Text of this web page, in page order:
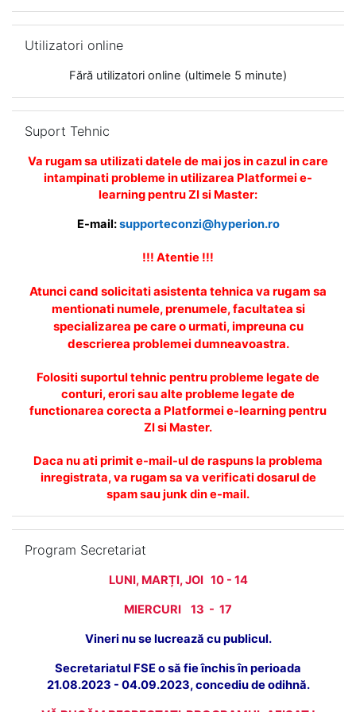
Utilizatori online
Fără utilizatori online (ultimele 5 minute)
Suport Tehnic
Va rugam sa utilizati datele de mai jos in cazul in care
intampinati probleme in utilizarea Platformei e-
learning pentru ZI si Master:
E-mail:supporteconzi@hyperion.ro
!!! Atentie !!!
Atunci cand solicitati asistenta tehnica va rugam sa
mentionati numele, prenumele, facultatea si
specializarea pe care o urmati, impreuna cu
descrierea problemei dumneavoastra.
Folositi suportul tehnic pentru probleme legate de
conturi, erori sau alte probleme legate de
functionarea corecta a Platformei e-learning pentru
ZI si Master.
Daca nu ati primit e-mail-ul de raspuns la problema
inregistrata, va rugam sa va verificati dosarul de
spam sau junk din e-mail.
Program Secretariat
LUNI, MARȚI, JOI 10 - 14
MIERCURI 13 - 17
Vineri nu se lucrează cu publicul.
Secretariatul FSE o să fie închis în perioada
21.08.2023 - 04.09.2023, concediu de odihnă.